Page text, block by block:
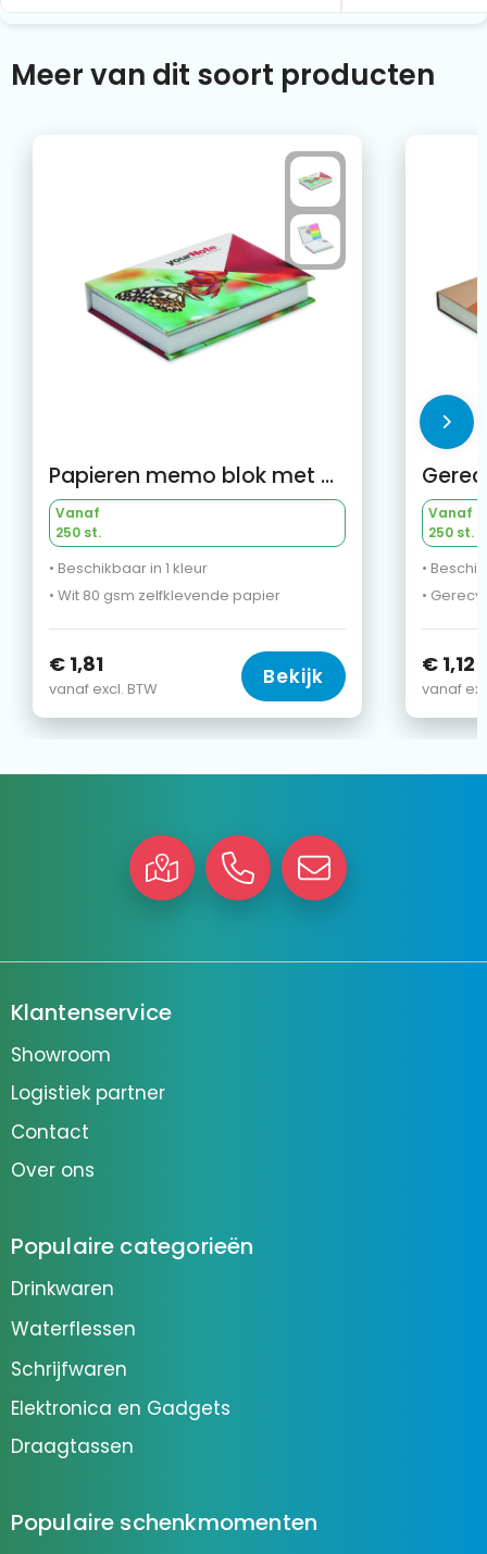
Meer van dit soort producten
Papieren memo blok met harde kaft (EU‑productie)
Vanaf
250 st.
• Beschikbaar in 1 kleur
• Wit 80 gsm zelfklevende papier
€ 1,81
vanaf excl. BTW Bekijk
Vanaf
250 st.
•
•
€ 1,12
vanaf
Klantenservice
Showroom
Logistiek partner
Contact
Over ons
Populaire categorieën
Drinkwaren
Waterflessen
Schrijfwaren
Elektronica en Gadgets
Draagtassen
Populaire schenkmomenten